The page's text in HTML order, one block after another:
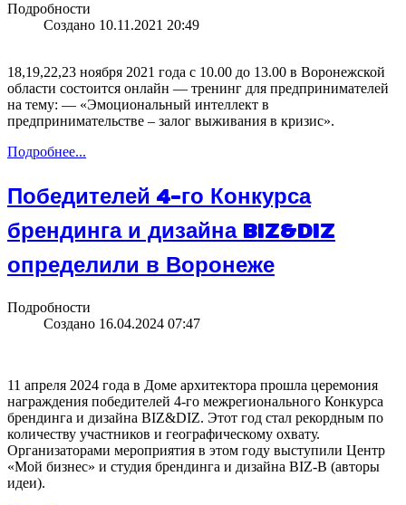
Подробности
Создано 10.11.2021 20:49
18,19,22,23 ноября 2021 года с 10.00 до 13.00 в Воронежской
области состоится онлайн — тренинг для предпринимателей
на тему: — «Эмоциональный интеллект в
предпринимательстве – залог выживания в кризис».
Подробнее...
Победителей 4-го Конкурса
брендинга и дизайна BIZ&DIZ
определили в Воронеже
Подробности
Создано 16.04.2024 07:47
11 апреля 2024 года в Доме архитектора прошла церемония
награждения победителей 4-го межрегионального Конкурса
брендинга и дизайна BIZ&DIZ. Этот год стал рекордным по
количеству участников и географическому охвату.
Организаторами мероприятия в этом году выступили Центр
«Мой бизнес» и студия брендинга и дизайна BIZ-B (авторы
идеи).